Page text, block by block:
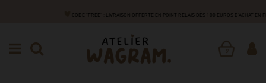
CODE "FREE" : LIVRAISON OFFERTE EN POINT RELAIS DÈS 100 EUROS D'ACHAT EN